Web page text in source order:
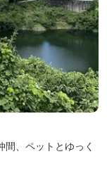
、ペットとゆっく